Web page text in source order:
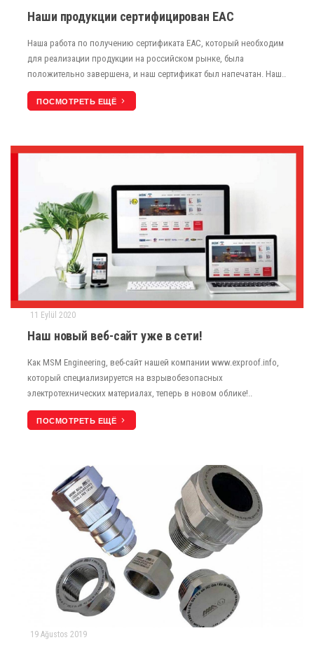
Наши продукции сертифицирован ЕАС
Наша работа по получению сертификата ЕАС, который необходим
для реализации продукции на российском рынке, была
положительно завершена, и наш сертификат был напечатан. Наш..
ПОСМОТРЕТЬ ЕЩЁ
11 Eylül 2020
Наш новый веб-сайт уже в сети!
Как MSM Engineering, веб-сайт нашей компании www.exproof.info,
который специализируется на взрывобезопасных
электротехнических материалах, теперь в новом облике!..
ПОСМОТРЕТЬ ЕЩЁ
19 Ağustos 2019